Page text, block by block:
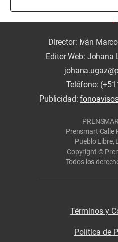
Director: Iván
Editor Web: Johana
Teléfono:
Publicidad:
Prensmart Calle
Pueblo Libre,
Copyright ©
Todos los
Términos y
Política de